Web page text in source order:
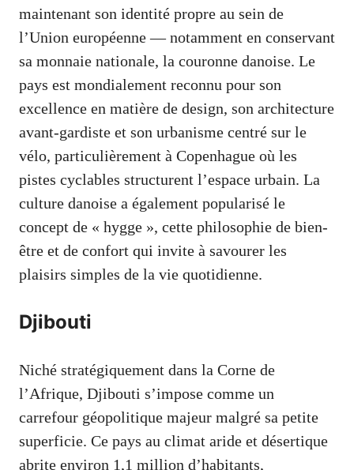
maintenant son identité propre au sein de
l’Union européenne — notamment en conservant
sa monnaie nationale, la couronne danoise. Le
pays est mondialement reconnu pour son
excellence en matière de design, son architecture
avant-gardiste et son urbanisme centré sur le
vélo, particulièrement à Copenhague où les
pistes cyclables structurent l’espace urbain. La
culture danoise a également popularisé le
concept de « hygge », cette philosophie de bien-
être et de confort qui invite à savourer les
plaisirs simples de la vie quotidienne.
Djibouti
Niché stratégiquement dans la Corne de
l’Afrique, Djibouti s’impose comme un
carrefour géopolitique majeur malgré sa petite
superficie. Ce pays au climat aride et désertique
abrite environ 1,1 million d’habitants,